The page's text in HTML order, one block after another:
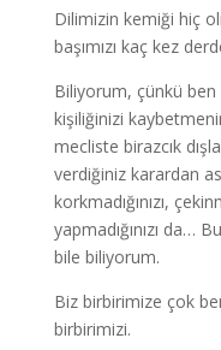
Dilimizin kemiği hiç
başımızı kaç kez
Biliyorum, çünkü
kişiliğinizi
mecliste birazcık
verdiğiniz karardan
korkmadığınızı,
yapmadığınızı da…
bile biliyorum.
Biz birbirimize çok
birbirimizi.